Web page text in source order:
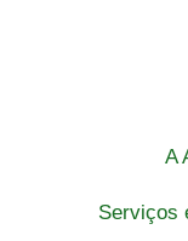
A
Serviços